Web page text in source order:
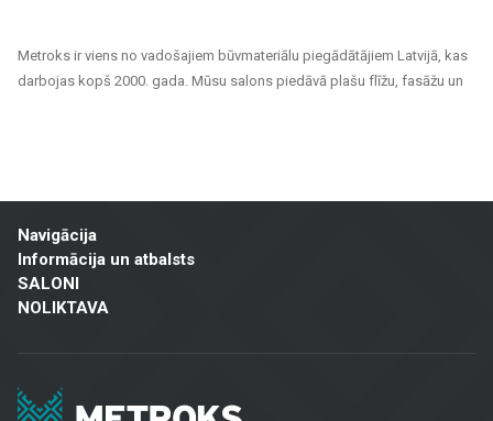
Metroks ir viens no vadošajiem būvmateriālu piegādātājiem Latvijā, kas
darbojas kopš 2000. gada. Mūsu salons piedāvā plašu flīžu, fasāžu un
Flīzes sienām un grīdām
dizaina flīzes, kas piemērotas gan vannas istabām un virtuvēm,
gan sabiedriskām telpām un ārtelpām. Keramiskās un akmens
tostarp ventilējamās fasādes un fasādes flīzes, kas ir gan
Navigācija
Informācija un atbalsts
SALONI
NOLIKTAVA